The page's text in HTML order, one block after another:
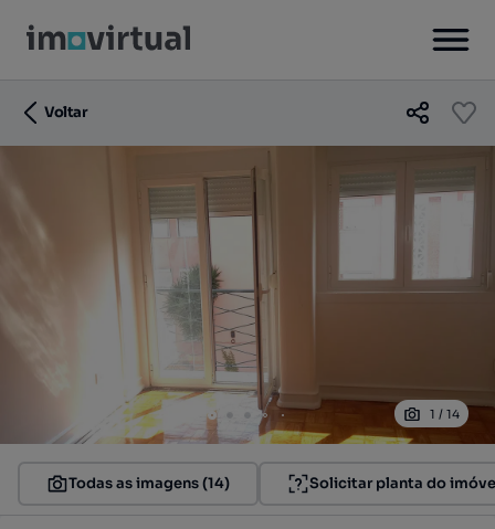
Voltar
1 / 14
Todas as imagens (14) Solicitar planta do